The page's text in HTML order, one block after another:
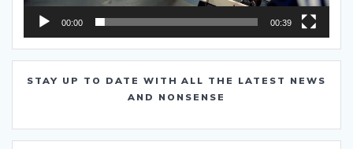
00:00 00:39
STAY UP TO DATE WITH ALL THE LATEST NEWS
AND NONSENSE